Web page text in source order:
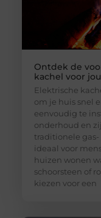
Ontdek de
kachel voor
Elektrische
om je huis snel
eenvoudig te
onderhoud en
traditionele gas-
ideaal voor
huizen wonen
schoorsteen of
kiezen voor een